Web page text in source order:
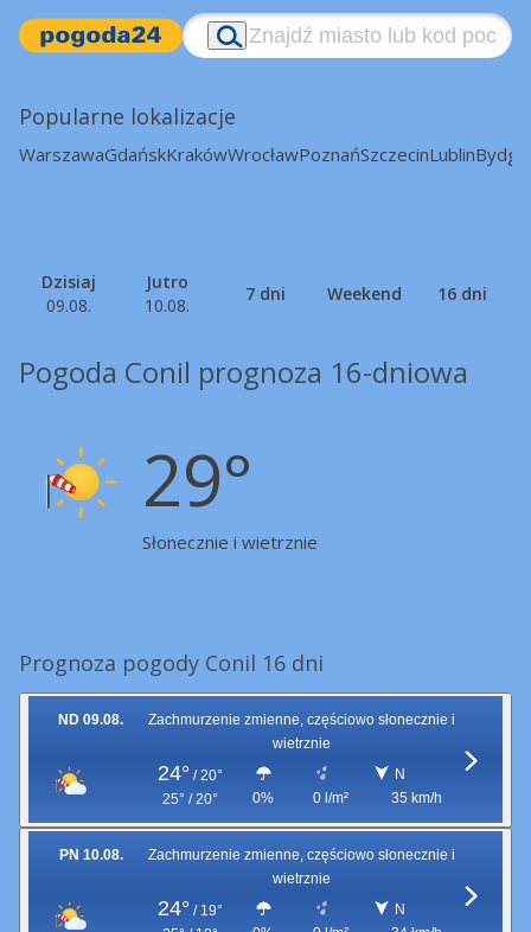
Popularne lokalizacje
WarszawaGdańskKrakówWrocławPoznańSzczecinLublin
Dzisiaj
09.08.
Jutro
10.08.
7 dni Weekend 16 dni
Pogoda Conil prognoza 16-dniowa
29°
Słonecznie i wietrznie
Prognoza pogody Conil 16 dni
ND 09.08.
Zachmurzenie zmienne, częściowo słonecznie i
wietrznie
24° / 20°
25° / 20°
0% 0 l/m²
N
35 km/h
PN 10.08.
Zachmurzenie zmienne, częściowo słonecznie i
wietrznie
24° / 19°
N